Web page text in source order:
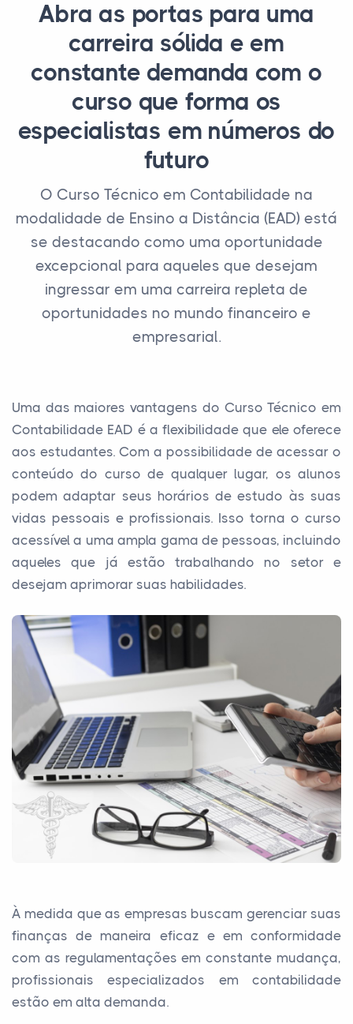
Abra as portas para uma
carreira sólida e em
constante demanda com o
curso que forma os
especialistas em números do
futuro
O Curso Técnico em Contabilidade na
modalidade de Ensino a Distância (EAD) está
se destacando como uma oportunidade
excepcional para aqueles que desejam
ingressar em uma carreira repleta de
oportunidades no mundo financeiro e
empresarial.
Uma das maiores vantagens do Curso Técnico em
Contabilidade EAD é a flexibilidade que ele oferece
aos estudantes. Com a possibilidade de acessar o
conteúdo do curso de qualquer lugar, os alunos
podem adaptar seus horários de estudo às suas
vidas pessoais e profissionais. Isso torna o curso
acessível a uma ampla gama de pessoas, incluindo
aqueles que já estão trabalhando no setor e
desejam aprimorar suas habilidades.
À medida que as empresas buscam gerenciar suas
finanças de maneira eficaz e em conformidade
com as regulamentações em constante mudança,
profissionais especializados em contabilidade
estão em alta demanda.